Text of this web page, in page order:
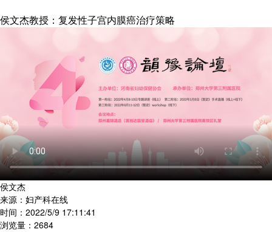
侯文杰教授：复发性子宫内膜癌治疗策略
侯文杰
来源：妇产科在线
时间：2022/5/9 17:11:41
浏览量：2684